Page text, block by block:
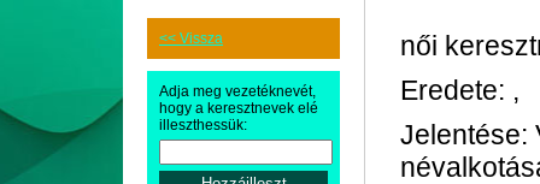
<< Vissza
Adja meg vezetéknevét,
hogy a keresztnevek elé
illeszthessük:
női
Eredete: ,
Jelentése: